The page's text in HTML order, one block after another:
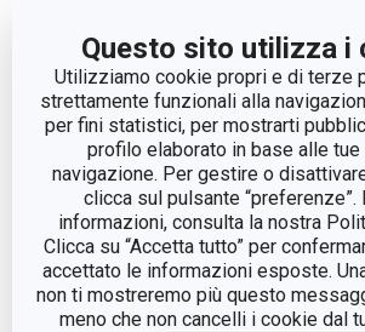
Questo sito utilizza i
Utilizziamo cookie propri e di terze
strettamente funzionali alla
per fini statistici, per mostrarti
profilo elaborato in base alle
navigazione. Per gestire o
clicca sul pulsante “preferenze”.
informazioni, consulta la nostra
Clicca su “Accetta tutto” per
accettato le informazioni esposte.
non ti mostreremo più questo
meno che non cancelli i cookie dal
LARGHEZZA (CM)
LUNGHEZZA (CM)
Altri parametri
CATEGORIA